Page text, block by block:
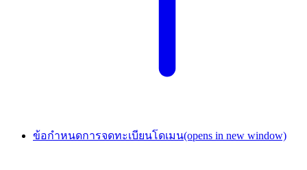
ข้อกำหนดการจดทะเบียนโดเมน(opens in new window)